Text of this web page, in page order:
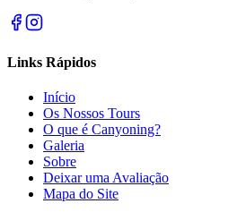
Links Rápidos
Início
Os Nossos Tours
O que é Canyoning?
Galeria
Sobre
Deixar uma Avaliação
Mapa do Site